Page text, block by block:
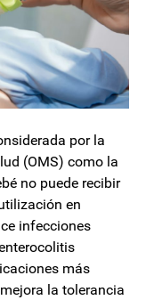
por la
(OMS) como la
no puede recibir
en
infecciones
más
la tolerancia